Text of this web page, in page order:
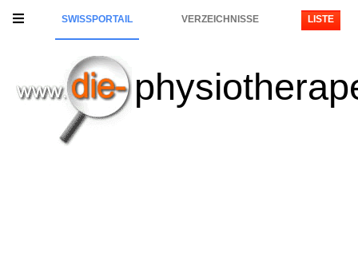
SWISSPORTAIL VERZEICHNISSE LISTE